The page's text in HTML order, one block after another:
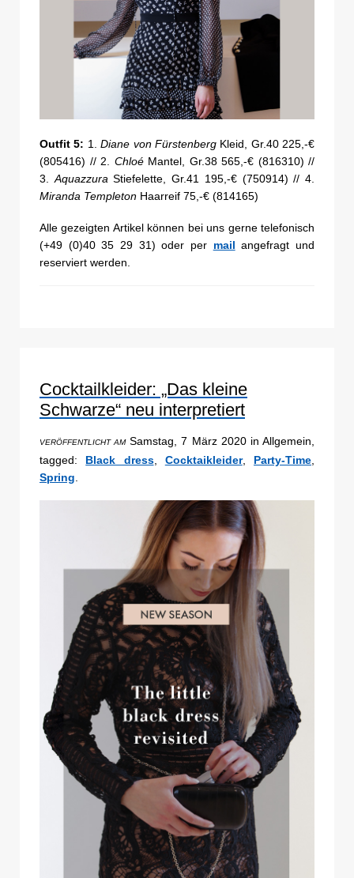
Outfit 5: 1.Diane von FürstenbergKleid, Gr.40 225,-€
(805416) // 2. ChloéMantel, Gr.38 565,-€ (816310) //
3.AquazzuraStiefelette, Gr.41 195,-€ (750914) // 4.
Miranda Templeton Haarreif 75,-€ (814165)
Alle gezeigten Artikel können bei uns gerne telefonisch
(+49 (0)40 35 29 31) oder per mail angefragt und
reserviert werden.
Cocktailkleider: „Das kleine
Schwarze“ neu interpretiert
VERÖFFENTLICHT AMSamstag, 7 März 2020 in Allgemein,
tagged: Black dress, Cocktaikleider, Party-Time
Spring